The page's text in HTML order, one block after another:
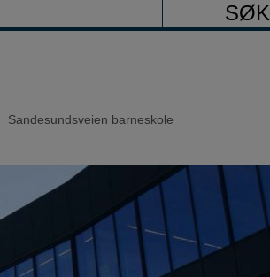
SØK
Sandesundsveien barneskole